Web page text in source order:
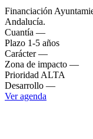
Financiación
Andalucía.
Cuantía —
Plazo 1-5 años
Carácter —
Zona de impacto —
Prioridad ALTA
Desarrollo —
Ver agenda